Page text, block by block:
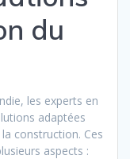
du
les experts en
adaptées
construction. Ces
aspects :